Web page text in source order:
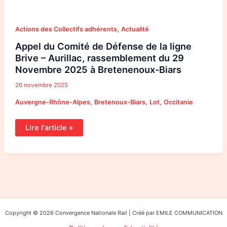
Actions des Collectifs adhérents, Actualité
Appel du Comité de Défense de la ligne
Brive – Aurillac, rassemblement du 29
Novembre 2025 à Bretenenoux-Biars
26 novembre 2025
Auvergne-Rhône-Alpes, Bretenoux-Biars, Lot, Occitanie
Lire l'article »
Copyright © 2026 Convergence Nationale Rail | Créé par EMILE COMMUNICATION